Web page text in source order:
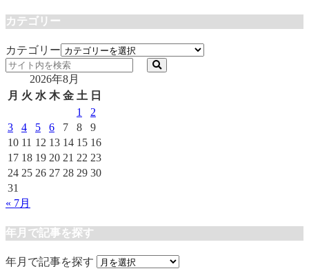
カテゴリー
カテゴリー
2026年8月
月 火 水 木 金 土 日
1
2
3
4 5 6 7 8
9
10 11 12 13 14 15 16
17 18 19 20 21 22 23
24 25 26 27 28 29 30
31
« 7月
年月で記事を探す
年月で記事を探す